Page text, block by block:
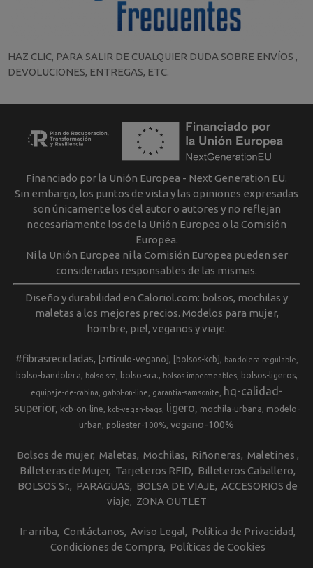
HAZ CLIC, PARA SALIR DE CUALQUIER DUDA SOBRE ENVÍOS ,
DEVOLUCIONES, ENTREGAS, ETC.
Financiado por la Unión Europea - Next Generation EU.
Sin embargo, los puntos de vista y las opiniones expresadas
son únicamente los del autor o autores y no reflejan
necesariamente los de la Unión Europea o la Comisión
Europea.
Ni la Unión Europea ni la Comisión Europea pueden ser
consideradas responsables de las mismas.
Diseño y durabilidad en Caloriol.com: bolsos, mochilas y
maletas a los mejores precios. Modelos para mujer,
hombre, piel, veganos y viaje.
#fibrasrecicladas [articulo-vegano] [bolsos-kcb] bandolera-regulable
bolso-bandolera bolso-sra bolso-sra. bolsos-impermeables bolsos-ligeros
equipaje-de-cabina gabol-on-line garantia-samsonite
hq-calidad-
superior
kcb-on-line kcb-vegan-bags ligero mochila-urbana
modelo-
urban
poliester-100% vegano-100%
Bolsos de mujer Maletas Mochilas Riñoneras Maletines
Billeteras de Mujer Tarjeteros RFID
Billeteros Caballero
BOLSOS Sr.
PARAGÜAS BOLSA DE VIAJE ACCESORIOS de
viaje
ZONA OUTLET
Ir arriba Contáctanos Aviso Legal
Política de Privacidad
Condiciones de Compra
Políticas de Cookies